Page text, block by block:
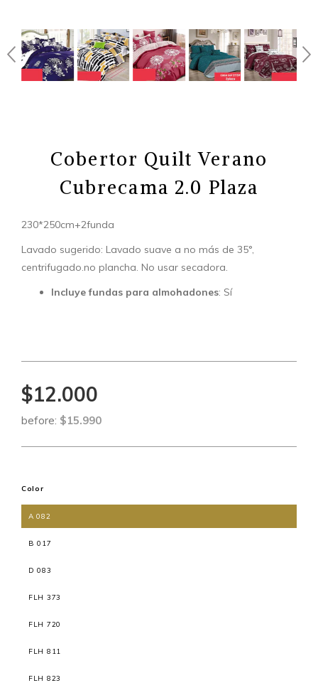
Cobertor Quilt Verano
Cubrecama 2.0 Plaza
230*250cm+2funda
Lavado sugerido: Lavado suave a no más de 35°,
centrifugado.no plancha. No usar secadora.
Incluye fundas para almohadones: Sí
$12.000
before: $15.990
Color
A 082
B 017
D 083
FLH 373
FLH 720
FLH 811
FLH 823